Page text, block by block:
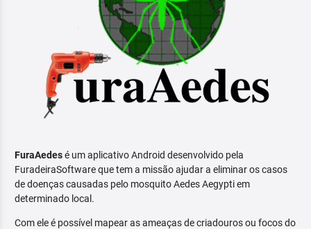
FuraAedesé um aplicativo Android desenvolvido pela
FuradeiraSoftware que tem a missão ajudar a eliminar os casos
de doenças causadas pelo mosquito Aedes Aegypti em
determinado local.
Com ele é possível mapear as ameaças de criadouros ou focos do